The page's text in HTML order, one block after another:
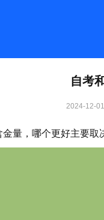
自考
2024-12-01
量，哪个更好主要取